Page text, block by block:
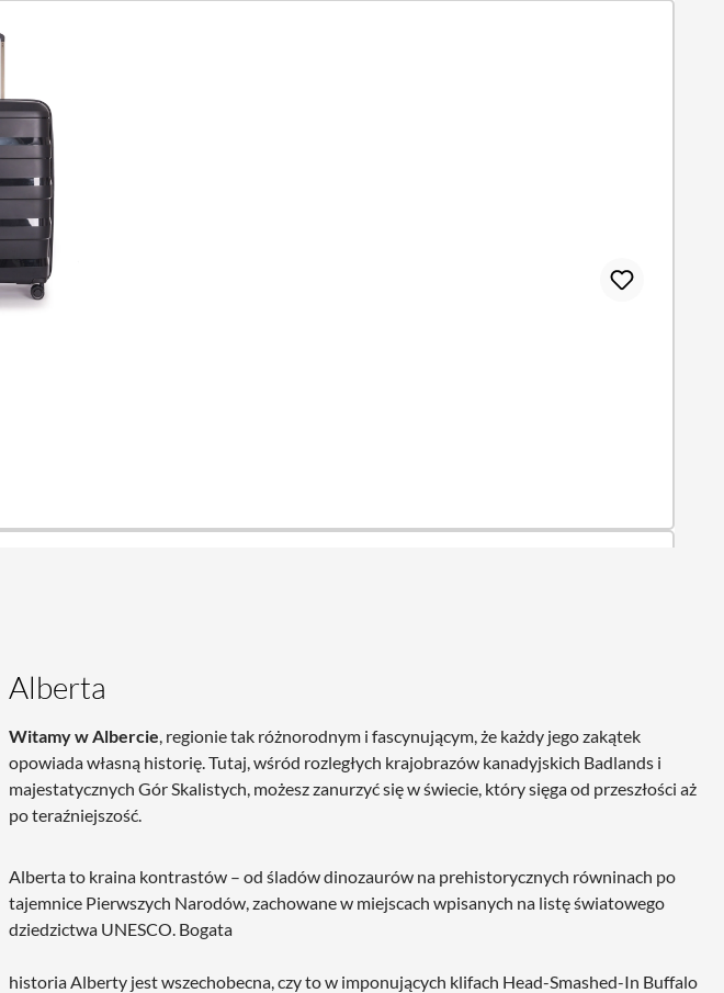
Alberta
Witamy w Albercie, regionie tak różnorodnym i fascynującym, że każdy jego zakątek
opowiada własną historię. Tutaj, wśród rozległych krajobrazów kanadyjskich Badlands i
majestatycznych Gór Skalistych, możesz zanurzyć się w świecie, który sięga od przeszłości aż
po teraźniejszość.
Alberta to kraina kontrastów – od śladów dinozaurów na prehistorycznych równinach po
tajemnice Pierwszych Narodów, zachowane w miejscach wpisanych na listę światowego
dziedzictwa UNESCO. Bogata
historia Alberty jest wszechobecna, czy to w imponujących klifach Head-Smashed-In Buffalo